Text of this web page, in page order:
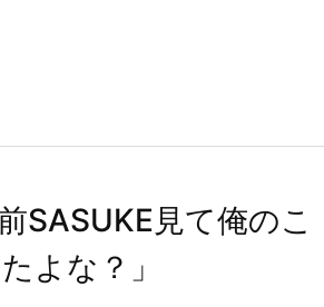
SASUKE見て俺のこ
よな？」